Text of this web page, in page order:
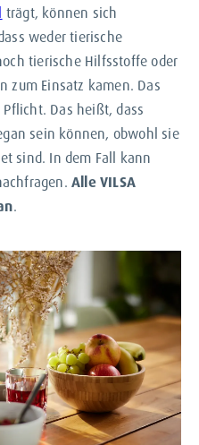
trägt, können sich
weder tierische
tierische Hilfsstoffe oder
zum Einsatz kamen. Das
Das heißt, dass
sein können, obwohl sie
sind. In dem Fall kann
Alle VILSA
.